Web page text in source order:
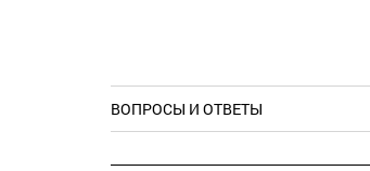
ВОПРОСЫ И ОТВЕТЫ